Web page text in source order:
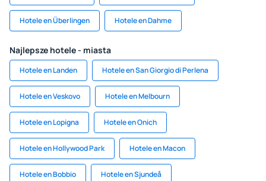
Hotele en Überlingen Hotele en Dahme
Najlepsze hotele - miasta
Hotele en Landen Hotele en San Giorgio di Perlena
Hotele en Veskovo Hotele en Melbourn
Hotele en Lopigna Hotele en Onich
Hotele en Hollywood Park Hotele en Macon
Hotele en Bobbio Hotele en Sjundeå